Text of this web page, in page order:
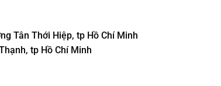
Tân Thới Hiệp, tp Hồ Chí Minh
tp Hồ Chí Minh